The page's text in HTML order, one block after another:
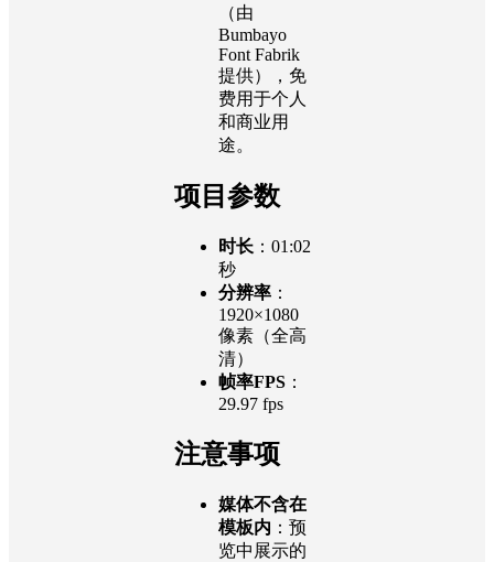
（由
Bumbayo
Font Fabrik
提供），免
费用于个人
和商业用
途。
项目参数
时长 ：01:02
秒
分辨率 ：
1920×1080
像素（全高
清）
帧率FPS ：
29.97 fps
注意事项
媒体不含在
模板内 ：预
览中展示的